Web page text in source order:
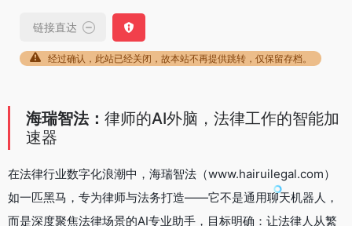
链接直达
经过确认，此站已经关闭，故本站不再提供跳转，仅保留存档。
海瑞智法： 律师的AI外脑，法律工作的智能加
速器
在法律行业数字化浪潮中，海瑞智法（www.hairuilegal.com）
如一匹黑马，专为律师与法务打造——它不是通用聊天机器人，
而是深度聚焦法律场景的AI专业助手，目标明确：让法律人从繁